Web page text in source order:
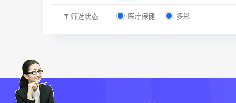
筛选状态 医疔保健 多彩